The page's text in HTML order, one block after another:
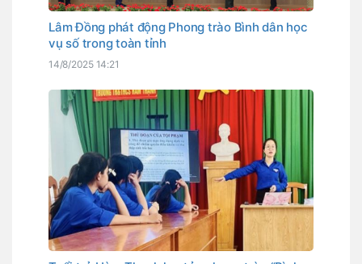
Lâm Đồng phát động Phong trào Bình dân học
vụ số trong toàn tỉnh
14/8/2025 14:21